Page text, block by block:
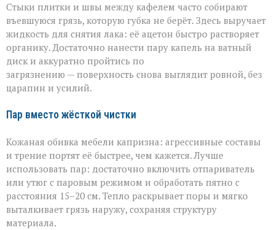
Стыки плитки и швы между кафелем часто собирают
въевшуюся грязь, которую губка не берёт. Здесь выручает
жидкость для снятия лака: её ацетон быстро растворяет
органику. Достаточно нанести пару капель на ватный
диск и аккуратно пройтись по
загрязнению — поверхность снова выглядит ровной, без
царапин и усилий.
Пар вместо жёсткой чистки
Кожаная обивка мебели капризна: агрессивные составы
и трение портят её быстрее, чем кажется. Лучше
использовать пар: достаточно включить отпариватель
или утюг с паровым режимом и обработать пятно с
расстояния 15–20 см. Тепло раскрывает поры и мягко
выталкивает грязь наружу, сохраняя структуру
материала.